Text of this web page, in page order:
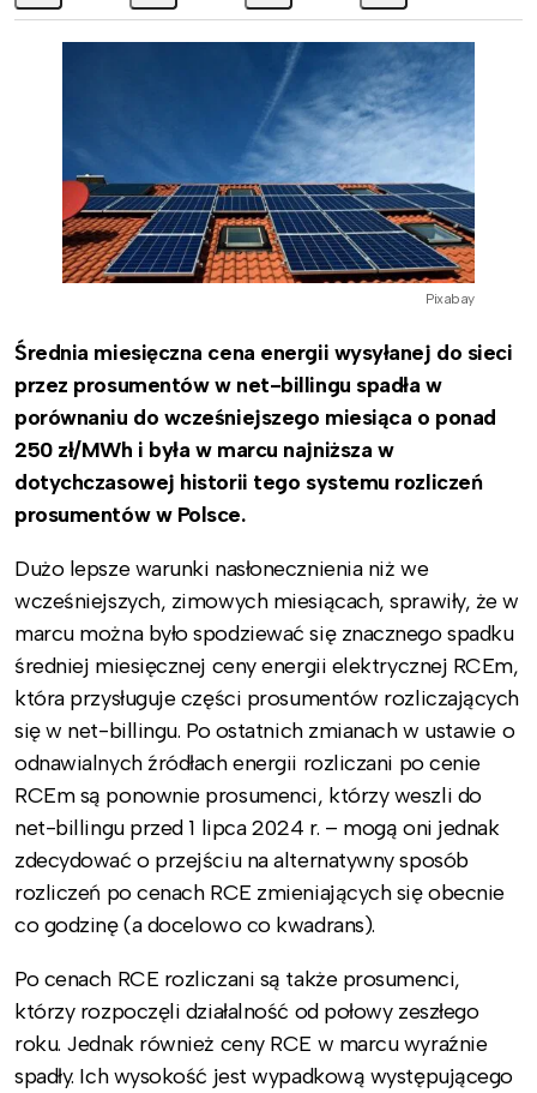
Pixabay
Średnia miesięczna cena energii wysyłanej do sieci
przez prosumentów w net-billingu spadła w
porównaniu do wcześniejszego miesiąca o ponad
250 zł/MWh i była w marcu najniższa w
dotychczasowej historii tego systemu rozliczeń
prosumentów w Polsce.
Dużo lepsze warunki nasłonecznienia niż we
wcześniejszych, zimowych miesiącach, sprawiły, że w
marcu można było spodziewać się znacznego spadku
średniej miesięcznej ceny energii elektrycznej RCEm,
która przysługuje części prosumentów rozliczających
się w net-billingu. Po ostatnich zmianach w ustawie o
odnawialnych źródłach energii rozliczani po cenie
RCEm są ponownie prosumenci, którzy weszli do
net-billingu przed 1 lipca 2024 r. – mogą oni jednak
zdecydować o przejściu na alternatywny sposób
rozliczeń po cenach RCE zmieniających się obecnie
co godzinę (a docelowo co kwadrans).
Po cenach RCE rozliczani są także prosumenci,
którzy rozpoczęli działalność od połowy zeszłego
roku. Jednak również ceny RCE w marcu wyraźnie
spadły. Ich wysokość jest wypadkową występującego